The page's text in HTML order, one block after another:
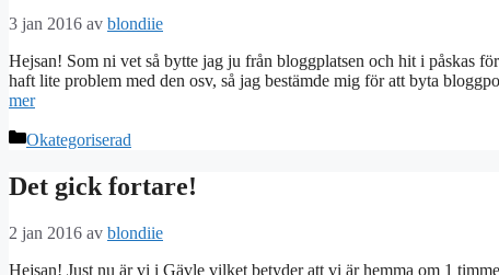
3 jan 2016 av blondiie
Hejsan! Som ni vet så bytte jag ju från bloggplatsen och hit i påskas
haft lite problem med den osv, så jag bestämde mig för att byta
mer
Kategorier
Okategoriserad
Det gick fortare!
2 jan 2016 av blondiie
Hejsan! Just nu är vi i Gävle vilket betyder att vi är hemma om 1